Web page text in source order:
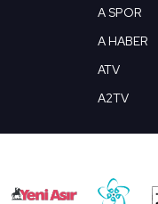
A SPOR
A HABER
ATV
A2TV